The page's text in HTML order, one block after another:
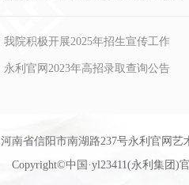
我院积极开展2025年招生宣传工作
永利官网2023年高招录取查询公告
南省信阳市南湖路237号永利官网艺
Copyright©中国·yl23411(永利集团)